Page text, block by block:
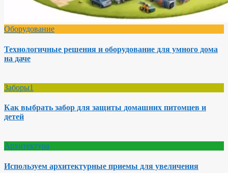
Оборудование
Технологичные решения и оборудование для умного дома
на даче
Заборы1
Как выбрать забор для защиты домашних питомцев и
детей
Архитектура
Используем архитектурные приемы для увеличения